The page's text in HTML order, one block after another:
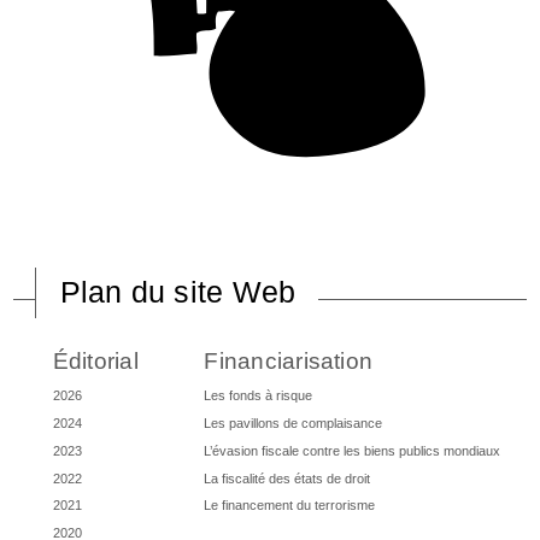
Plan du site Web
Éditorial
2026
2024
2023
2022
2021
2020
Financiarisation
Les fonds à risque
Les pavillons de complaisance
L’évasion fiscale contre les biens publics mondiaux
La fiscalité des états de droit
Le financement du terrorisme